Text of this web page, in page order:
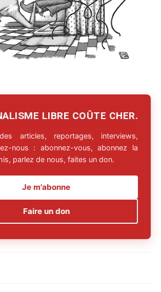
LIBRE COÛTE CHER.
articles, reportages, interviews,
nous : abonnez-vous, abonnez la
parlez de nous, faites un don.
Je m'abonne
Faire un don